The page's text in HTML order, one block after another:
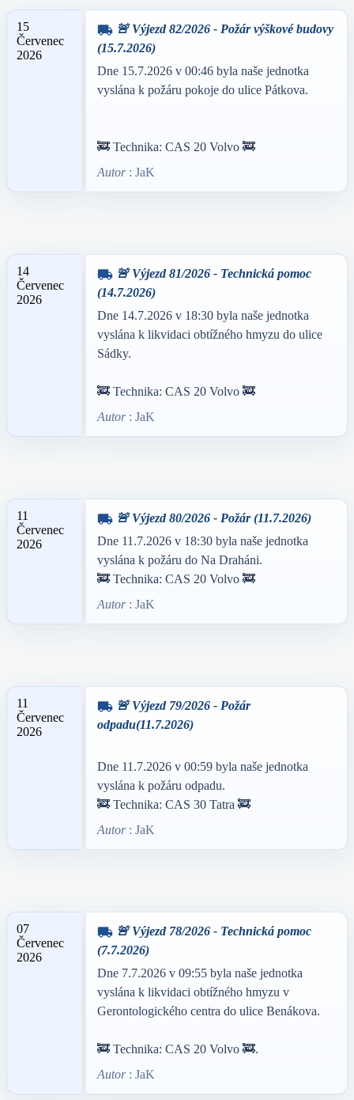
15
Červenec
2026
local_shipping 🚨 Výjezd 82/2026 - Požár výškové budovy
(15.7.2026)
Dne 15.7.2026 v 00:46 byla naše jednotka
vyslána k požáru pokoje do ulice Pátkova.
🚒 Technika: CAS 20 Volvo 🚒
Autor: JaK
14
Červenec
2026
local_shipping 🚨 Výjezd 81/2026 - Technická pomoc
(14.7.2026)
Dne 14.7.2026 v 18:30 byla naše jednotka
vyslána k likvidaci obtížného hmyzu do ulice
Sádky.
🚒 Technika: CAS 20 Volvo 🚒
Autor: JaK
11
Červenec
2026
local_shipping 🚨 Výjezd 80/2026 - Požár (11.7.2026)
Dne 11.7.2026 v 18:30 byla naše jednotka
vyslána k požáru do Na Draháni.
🚒 Technika: CAS 20 Volvo 🚒
Autor: JaK
11
Červenec
2026
local_shipping 🚨 Výjezd 79/2026 - Požár
odpadu(11.7.2026)
Dne 11.7.2026 v 00:59 byla naše jednotka
vyslána k požáru odpadu.
🚒 Technika: CAS 30 Tatra 🚒
Autor: JaK
07
Červenec
2026
local_shipping 🚨 Výjezd 78/2026 - Technická pomoc
(7.7.2026)
Dne 7.7.2026 v 09:55 byla naše jednotka
vyslána k likvidaci obtížného hmyzu v
Gerontologického centra do ulice Benákova.
🚒 Technika: CAS 20 Volvo 🚒.
Autor: JaK